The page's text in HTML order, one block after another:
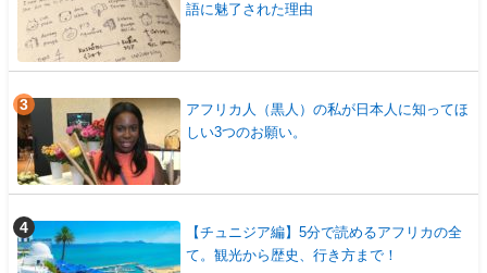
語に魅了された理由
アフリカ人（黒人）の私が日本人に知ってほ
しい3つのお願い。
【チュニジア編】5分で読めるアフリカの全
て。観光から歴史、行き方まで！